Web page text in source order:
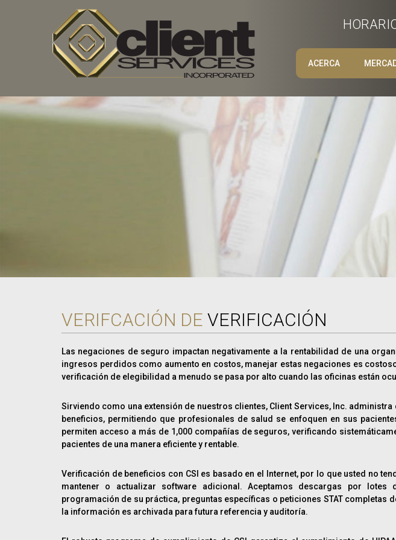
ACERCA
VERIFCACIÓN DE VERIFICACIÓN
Las negaciones de seguro impactan negativamente a la rentabilidad de una
ingresos perdidos como aumento en costos, manejar estas negaciones es
verificación de elegibilidad a menudo se pasa por alto cuando las oficinas están
Sirviendo como una extensión de nuestros clientes, Client Services, Inc.
beneficios, permitiendo que profesionales de salud se enfoquen en sus
permiten acceso a más de 1,000 compañías de seguros, verificando
pacientes de una manera eficiente y rentable.
Verificación de beneficios con CSI es basado en el Internet, por lo que usted no
mantener o actualizar software adicional. Aceptamos descargas por
programación de su práctica, preguntas específicas o peticiones STAT completas
la información es archivada para futura referencia y auditoría.